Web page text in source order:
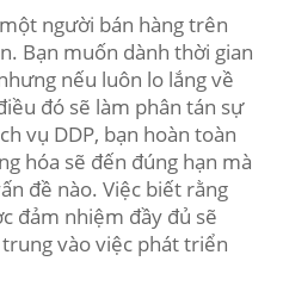
người bán hàng trên
Bạn muốn dành thời gian
nếu luôn lo lắng về
đó sẽ làm phân tán sự
vụ DDP, bạn hoàn toàn
hóa sẽ đến đúng hạn mà
đề nào. Việc biết rằng
đảm nhiệm đầy đủ sẽ
vào việc phát triển